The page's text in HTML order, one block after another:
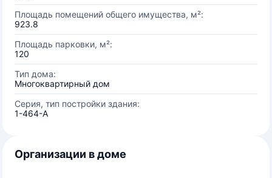
Площадь помещений общего имущества, м²:
923.8
Площадь парковки, м²:
120
Тип дома:
Многоквартирный дом
Серия, тип постройки здания:
1-464-А
Организации в доме